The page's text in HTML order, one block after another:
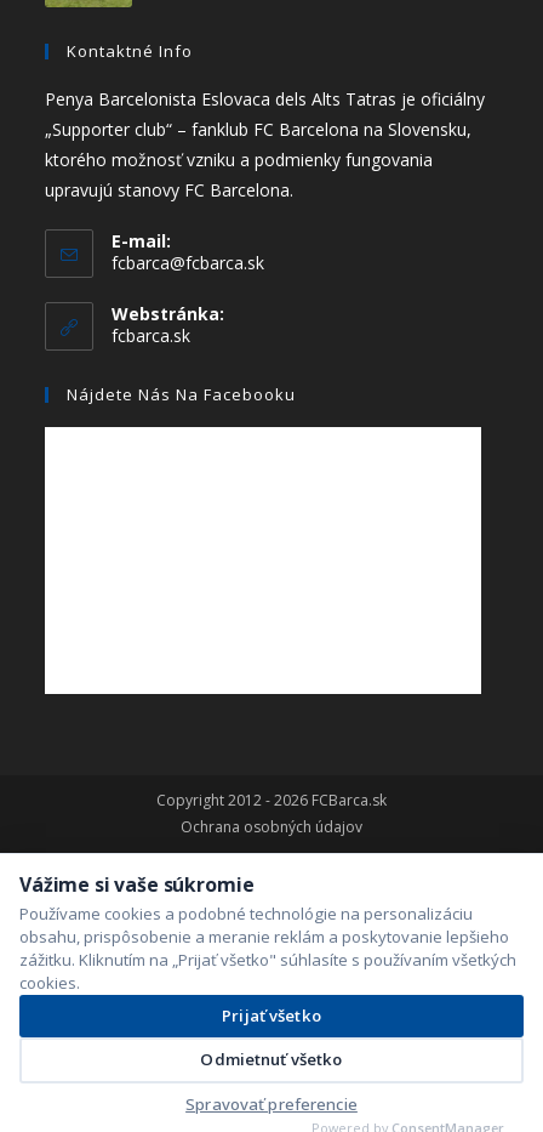
Kontaktné Info
Penya Barcelonista Eslovaca dels Alts Tatras je oficiálny
„Supporter club“ – fanklub FC Barcelona na Slovensku,
ktorého možnosť vzniku a podmienky fungovania
upravujú stanovy FC Barcelona.
E-mail:
fcbarca@fcbarca.sk
Webstránka:
fcbarca.sk
Nájdete Nás Na Facebooku
Copyright 2012 - 2026 FCBarca.sk
Ochrana osobných údajov
Vážime si vaše súkromie
Používame cookies a podobné technológie na personalizáciu
obsahu, prispôsobenie a meranie reklám a poskytovanie lepšieho
zážitku. Kliknutím na „Prijať všetko" súhlasíte s používaním všetkých
cookies.
Prijať všetko
Odmietnuť všetko
Spravovať preferencie
Powered by ConsentManager